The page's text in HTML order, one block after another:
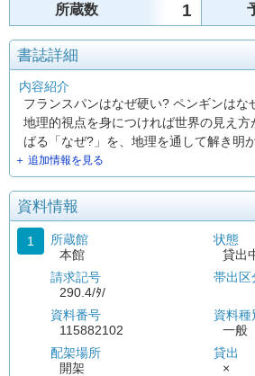
所蔵数 1
書誌詳細
内容紹介
フランスパンはなぜ硬い? ペンギンはな
地理的視点を身につければ世界の見え方
ばる「なぜ?」を、地理を通して解き明か
＋ 追加情報を見る
資料情報
1
所蔵館
本館
請求記号
290.4/ﾀ/
資料番号
115882102
配架場所
開架
状態
貸出
帯出区
資料種
一般
貸出
×